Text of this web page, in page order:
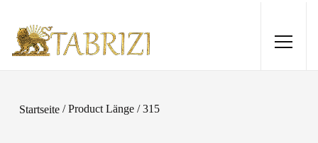
Startseite / Product Länge / 315